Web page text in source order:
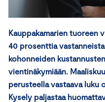
Kauppakamarien tuoreen
40 prosenttia
kohonneiden
vientinäkymiään.
perusteella vastaava luku
Kysely paljastaa